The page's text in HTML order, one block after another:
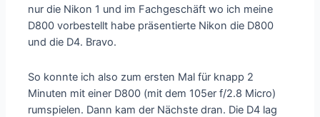
nur die Nikon 1 und im Fachgeschäft wo ich meine
D800 vorbestellt habe präsentierte Nikon die D800
und die D4. Bravo.
So konnte ich also zum ersten Mal für knapp 2
Minuten mit einer D800 (mit dem 105er f/2.8 Micro)
rumspielen. Dann kam der Nächste dran. Die D4 lag